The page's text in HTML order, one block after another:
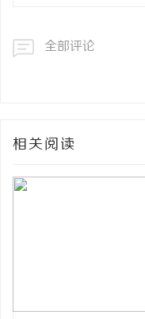
全部评论
相关阅读